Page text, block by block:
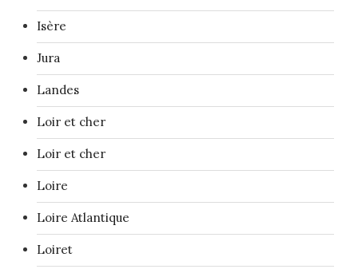
Isère
Jura
Landes
Loir et cher
Loir et cher
Loire
Loire Atlantique
Loiret